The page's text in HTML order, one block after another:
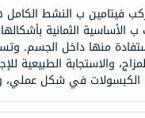
فيتامين ب النشط الكامل
منها داخل الجسم.
والاستجابة
الكبسولات في شكل